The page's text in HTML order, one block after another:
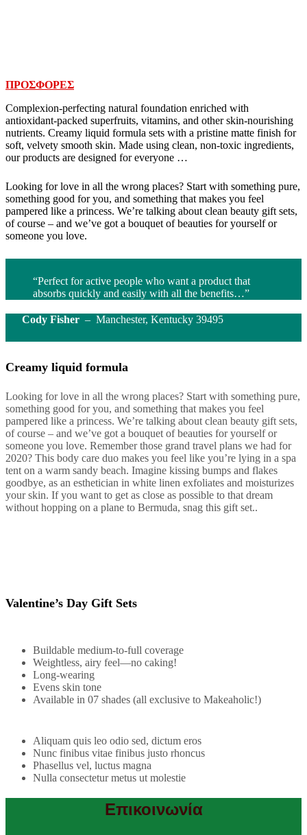
ΠΡΟΣΦΟΡΕΣ
Complexion-perfecting natural foundation enriched with
antioxidant-packed superfruits, vitamins, and other skin-nourishing
nutrients. Creamy liquid formula sets with a pristine matte finish for
soft, velvety smooth skin. Made using clean, non-toxic ingredients,
our products are designed for everyone …
Looking for love in all the wrong places? Start with something pure,
something good for you, and something that makes you feel
pampered like a princess. We’re talking about clean beauty gift sets,
of course – and we’ve got a bouquet of beauties for yourself or
someone you love.
“Perfect for active people who want a product that
absorbs quickly and easily with all the benefits…”
Cody Fisher – Manchester, Kentucky 39495
Creamy liquid formula
Looking for love in all the wrong places? Start with something pure,
something good for you, and something that makes you feel
pampered like a princess. We’re talking about clean beauty gift sets,
of course – and we’ve got a bouquet of beauties for yourself or
someone you love. Remember those grand travel plans we had for
2020? This body care duo makes you feel like you’re lying in a spa
tent on a warm sandy beach. Imagine kissing bumps and flakes
goodbye, as an esthetician in white linen exfoliates and moisturizes
your skin. If you want to get as close as possible to that dream
without hopping on a plane to Bermuda, snag this gift set..
Valentine’s Day Gift Sets
Buildable medium-to-full coverage
Weightless, airy feel—no caking!
Long-wearing
Evens skin tone
Available in 07 shades (all exclusive to Makeaholic!)
Aliquam quis leo odio sed, dictum eros
Nunc finibus vitae finibus justo rhoncus
Phasellus vel, luctus magna
Nulla consectetur metus ut molestie
Επικοινωνία